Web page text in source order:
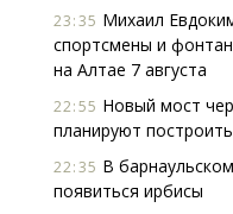
23:35 Михаил
спортсмены и
на Алтае 7 августа
22:55 Новый мост
планируют
22:35 В
появиться ирбисы